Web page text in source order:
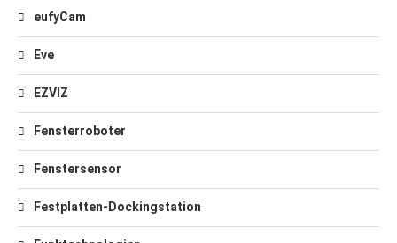
eufyCam
Eve
EZVIZ
Fensterroboter
Fenstersensor
Festplatten-Dockingstation